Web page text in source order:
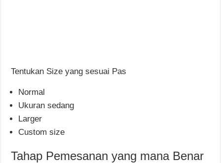
Tentukan Size yang sesuai Pas
Normal
Ukuran sedang
Larger
Custom size
Tahap Pemesanan yang mana Benar